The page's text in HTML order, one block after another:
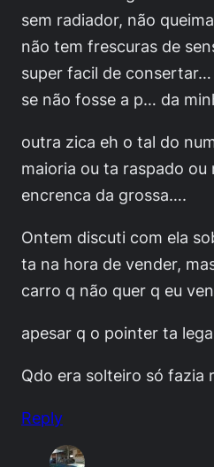
sem radiador, não
não tem frescuras de
super facil de
se não fosse a p… da
outra zica eh o tal do
maioria ou ta raspado ou
encrenca da grossa….
Ontem discuti com ela
ta na hora de vender,
carro q não quer q eu
apesar q o pointer ta
Qdo era solteiro só fazia
Reply